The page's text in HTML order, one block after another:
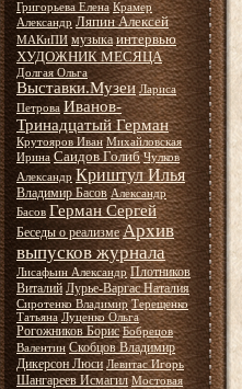
Григорьева Елена Крамер
Александр Ляпин Алексей
МАКиПИ музыка интервью
ХУДОЖНИК МЕСЯЦА
Долгая Ольга
Выставки.Музеи Лариса
Петрова Иванов-
Тринадцатый Герман
Крутояров Иван Михайловская
Ирина Саидов Голиб Чулков
Александр Криштул Илья
Владимир Басов Александр
Басов Герман Сергей
Беседы о реализме Архив
выпусков журнала
Лисафьин Александр Плотников
Виталий Лурье-Варгас Наталия
Сиротенко Владимир Терещенко
Татьяна Луценко Ольга
Рогожников Борис Бобрецов
Валентин Скобцов Владимир
Дикерсон Люси Левитас Игорь
Шангареев Исмагил Мостовая